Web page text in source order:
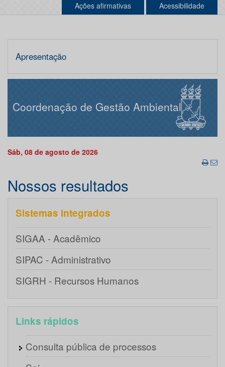
Ações afirmativas Acessibilidade
Apresentação
Coordenação de Gestão Ambiental
Sáb, 08 de agosto de 2026
Nossos resultados
Sistemas integrados
SIGAA - Acadêmico
SIPAC - Administrativo
SIGRH - Recursos Humanos
Links rápidos
Consulta pública de processos